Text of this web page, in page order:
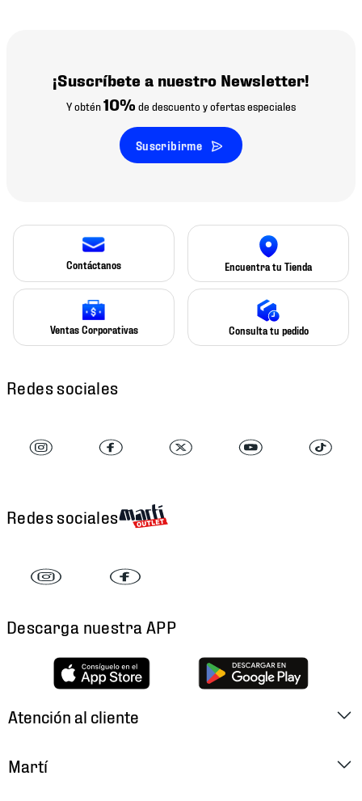
¡Suscríbete a nuestro Newsletter!
Y obtén10% de descuento y ofertas especiales
Suscribirme
Contáctanos Encuentra tu Tienda
Ventas Corporativas Consulta tu pedido
Redes sociales
Redes sociales
Descarga nuestra APP
Atención al cliente
Martí